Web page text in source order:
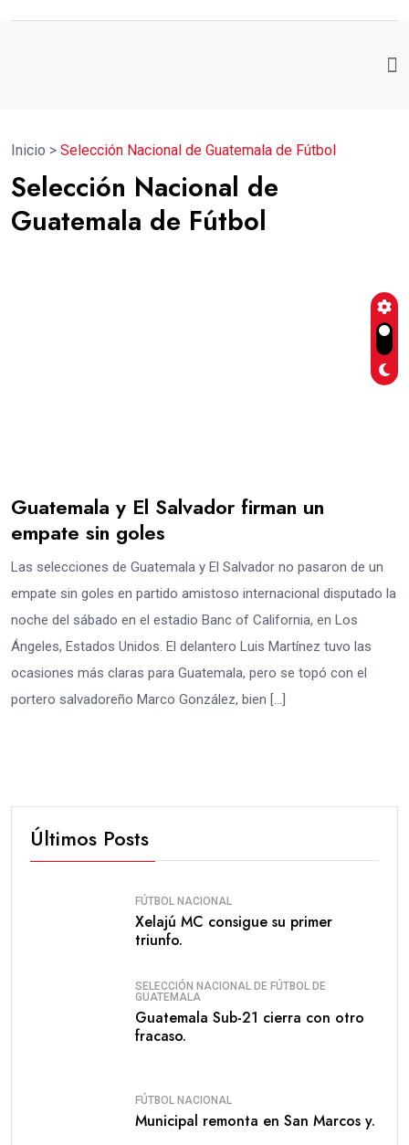
Inicio > Selección Nacional de Guatemala de Fútbol
Selección Nacional de
Guatemala de Fútbol
Guatemala y El Salvador firman un
empate sin goles
Las selecciones de Guatemala y El Salvador no pasaron de un
empate sin goles en partido amistoso internacional disputado la
noche del sábado en el estadio Banc of California, en Los
Ángeles, Estados Unidos. El delantero Luis Martínez tuvo las
ocasiones más claras para Guatemala, pero se topó con el
portero salvadoreño Marco González, bien […]
Últimos Posts
FÚTBOL NACIONAL
Xelajú MC consigue su primer
triunfo.
SELECCIÓN NACIONAL DE FÚTBOL DE
GUATEMALA
Guatemala Sub-21 cierra con otro
fracaso.
FÚTBOL NACIONAL
Municipal remonta en San Marcos y.